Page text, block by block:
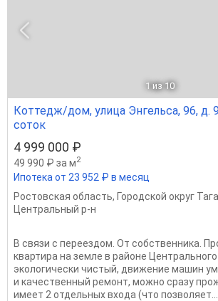
1 из 10
Коттедж/дом, улица Энгельса, 96, д.
соток
4 999 000 ₽
49 990 ₽ за м2
Ипотека от 23 952 ₽ в месяц
Ростовская область, Городской округ
Центральный р-н
В связи с переездом. От собственника.
квартира на земле в районе
экологически чистый, движение машин
и качественный ремонт, можно сразу
имеет 2 отдельных входа (что позволяет...